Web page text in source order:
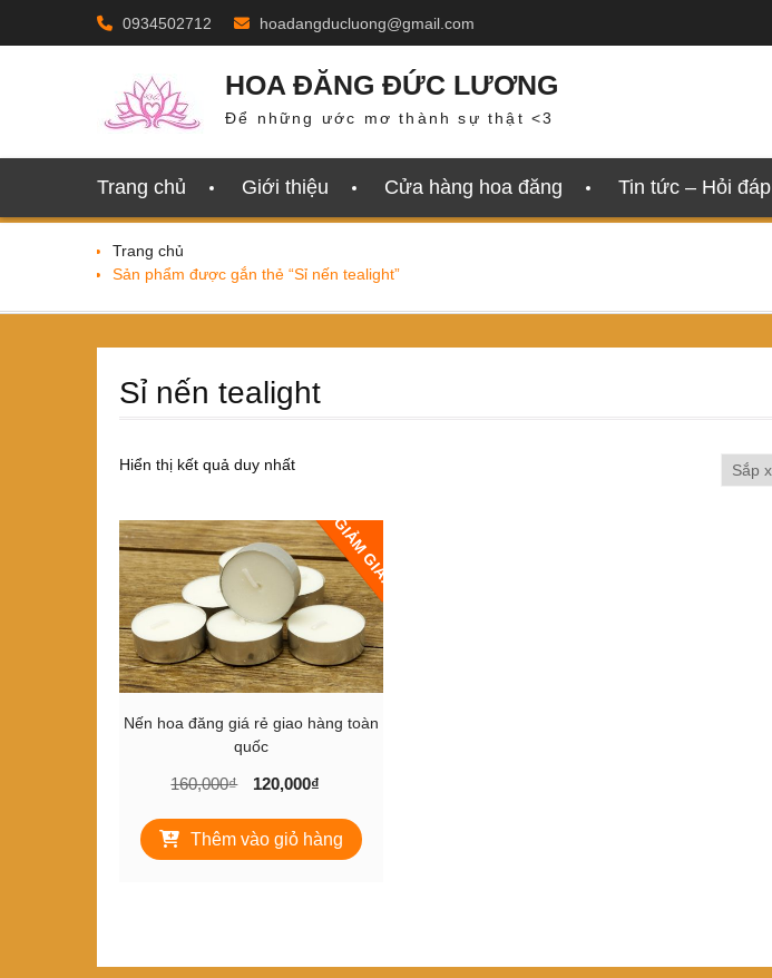
0934502712 hoadangducluong@gmail.com
HOA ĐĂNG ĐỨC LƯƠNG
Để những ước mơ thành sự thật <3
Trang chủ Giới thiệu Cửa hàng hoa đăng Tin tức – Hỏi đáp
Trang chủ
Sản phẩm được gắn thẻ “Sỉ nến tealight”
Sỉ nến tealight
Hiển thị kết quả duy nhất
GIẢM GIÁ!
Nến hoa đăng giá rẻ giao hàng toàn
quốc
160,000₫
Giá
là:
160,000₫.
120,000₫
tại
là:
Thêm vào giỏ hàng